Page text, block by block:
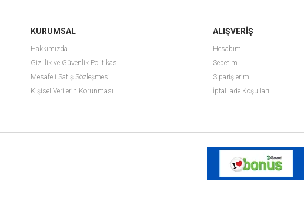
KURUMSAL
Hakkımızda
Gizlilik ve Güvenlik Politikası
Mesafeli Satış Sözleşmesi
Kişisel Verilerin Korunması
ALIŞVERİŞ
Hesabım
Sepetim
Siparişlerim
İptal İade Koşulları